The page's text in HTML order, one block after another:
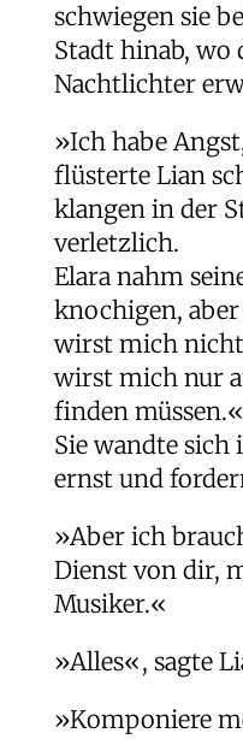
schwiegen sie
Stadt hinab, wo
Nachtlichter
»Ich habe
flüsterte Lian
klangen in der
verletzlich.
Elara nahm
knochigen,
wirst mich nicht
wirst mich nur
finden müssen.«
Sie wandte
ernst und
»Aber ich
Dienst von dir,
Musiker.«
»Alles«, sagte
»Komponiere